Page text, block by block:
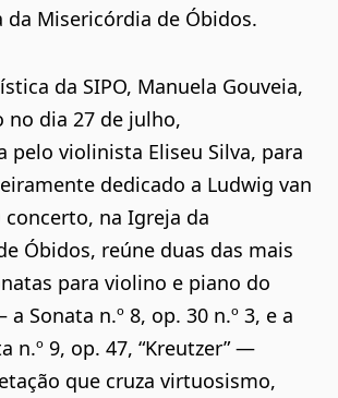
da Misericórdia de Óbidos.
da SIPO, Manuela Gouveia,
no dia 27 de julho,
pelo violinista Eliseu Silva, para
dedicado a Ludwig van
concerto, na Igreja da
Óbidos, reúne duas das mais
para violino e piano do
Sonata n.º 8, op. 30 n.º 3, e a
n.º 9, op. 47, “Kreutzer” —
que cruza virtuosismo,